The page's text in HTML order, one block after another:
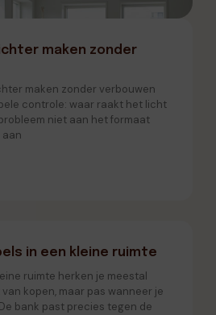
maken zonder
maken zonder verbouwen
controle: waar raakt het licht
niet aan het formaat
aan
in een kleine ruimte
ruimte herken je meestal
kopen, maar pas wanneer je
bank past precies tegen de